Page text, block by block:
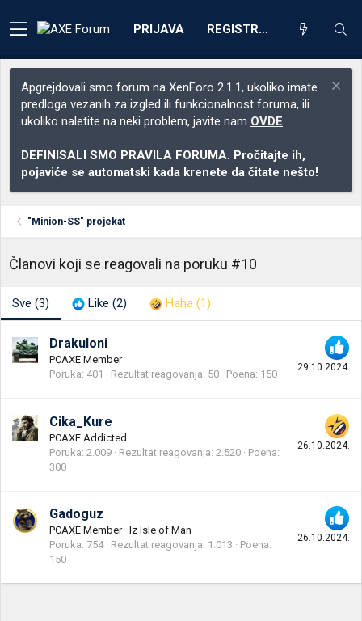
PRIJAVA REGISTRACIJA
Apgrejdovali smo forum na XenForo 2.1.1, ukoliko imate
predloga vezanih za izgled ili funkcionalnost foruma, ili
ukoliko naletite na neki problem, javite nam OVDE
DEFINISALI SMO PRAVILA FORUMA. Pročitajte ih,
pojaviće se automatski kada krenete da čitate nešto!
"Minion-SS" projekat
Članovi koji se reagovali na poruku #10
Sve (3) Like (2) Haha (1)
29.10.2024.
Drakuloni
PCAXE Member
Poruka 401 Rezultat reagovanja 50 Poena 150
26.10.2024.
Cika_Kure
PCAXE Addicted
Poruka 2.009 Rezultat reagovanja 2.520
Poena
300
26.10.2024.
Gadoguz
PCAXE Member · Iz Isle of Man
Poruka 754 Rezultat reagovanja 1.013
Poena
150